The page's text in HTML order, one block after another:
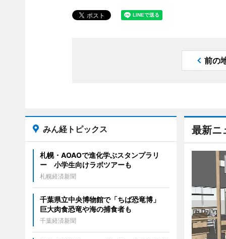
前の
最新ニ
みん経トピックス
札幌・AOAOで進化学ぶスタンプラリ
ー 小学生向けラボツアーも
札幌経済新聞
千葉県立中央博物館で「ちば恐竜博」
巨大肉食恐竜や海の捕食者も
千葉経済新聞